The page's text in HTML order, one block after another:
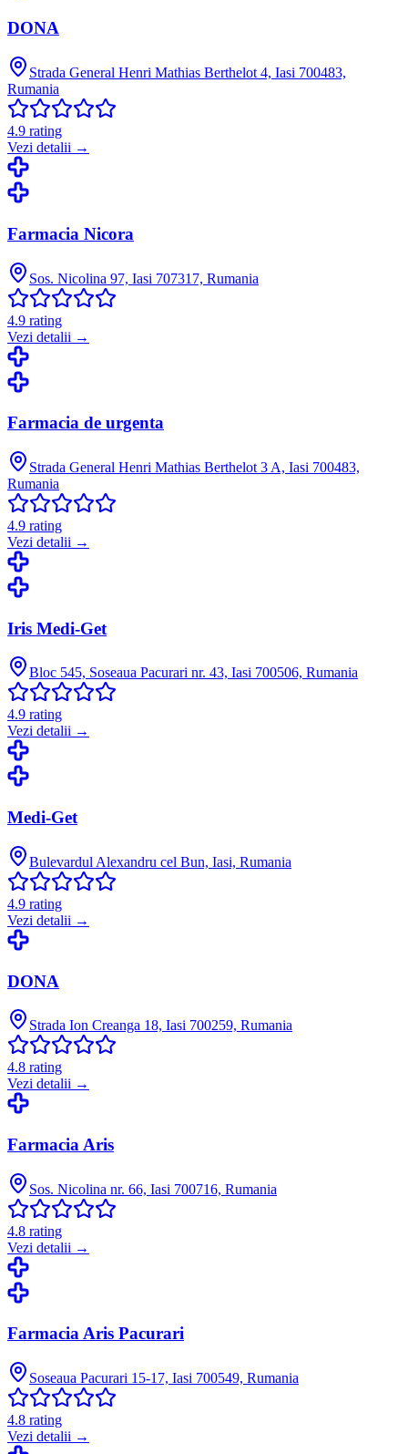
DONA
Strada General Henri Mathias Berthelot 4, Iasi 700483,
Rumania
4.9 rating
Vezi detalii →
Farmacia Nicora
Sos. Nicolina 97, Iasi 707317, Rumania
4.9 rating
Vezi detalii →
Farmacia de urgenta
Strada General Henri Mathias Berthelot 3 A, Iasi 700483,
Rumania
4.9 rating
Vezi detalii →
Iris Medi-Get
Bloc 545, Soseaua Pacurari nr. 43, Iasi 700506, Rumania
4.9 rating
Vezi detalii →
Medi-Get
Bulevardul Alexandru cel Bun, Iasi, Rumania
4.9 rating
Vezi detalii →
DONA
Strada Ion Creanga 18, Iasi 700259, Rumania
4.8 rating
Vezi detalii →
Farmacia Aris
Sos. Nicolina nr. 66, Iasi 700716, Rumania
4.8 rating
Vezi detalii →
Farmacia Aris Pacurari
Soseaua Pacurari 15-17, Iasi 700549, Rumania
4.8 rating
Vezi detalii →